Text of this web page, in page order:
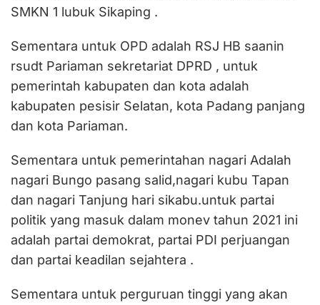
SMKN 1 lubuk Sikaping .
Sementara untuk OPD adalah RSJ HB saanin
rsudt Pariaman sekretariat DPRD , untuk
pemerintah kabupaten dan kota adalah
kabupaten pesisir Selatan, kota Padang panjang
dan kota Pariaman.
Sementara untuk pemerintahan nagari Adalah
nagari Bungo pasang salid,nagari kubu Tapan
dan nagari Tanjung hari sikabu.untuk partai
politik yang masuk dalam monev tahun 2021 ini
adalah partai demokrat, partai PDI perjuangan
dan partai keadilan sejahtera .
Sementara untuk perguruan tinggi yang akan